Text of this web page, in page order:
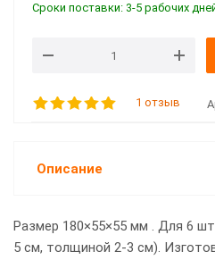
Сроки поставки: 3-5 рабочих
1 отзыв
Описание
Размер 180×55×55 мм . Для 6
5 см, толщиной 2-3 см).